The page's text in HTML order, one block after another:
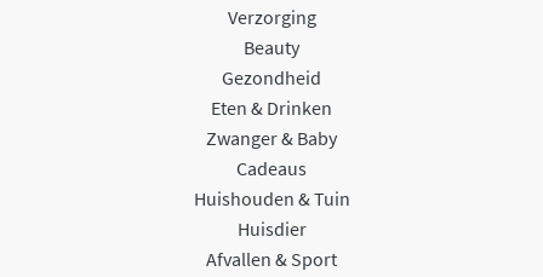
Verzorging
Beauty
Gezondheid
Eten & Drinken
Zwanger & Baby
Cadeaus
Huishouden & Tuin
Huisdier
Afvallen & Sport